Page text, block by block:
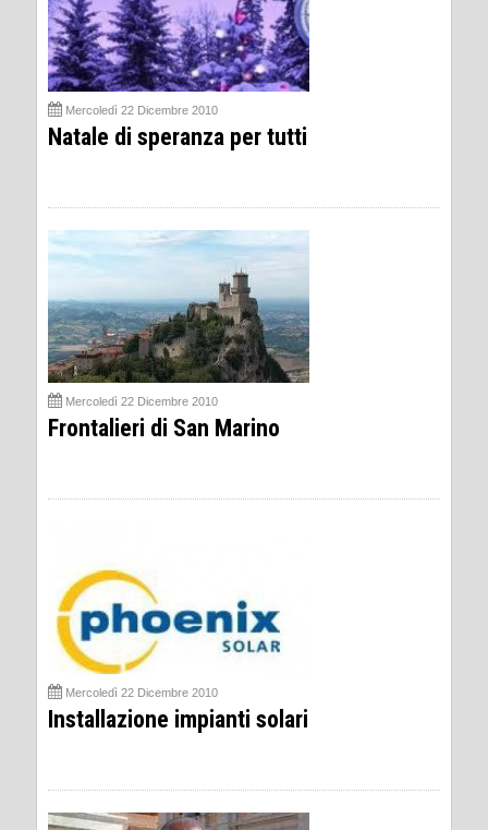
Mercoledì 22 Dicembre 2010
Natale di speranza per tutti
Mercoledì 22 Dicembre 2010
Frontalieri di San Marino
Mercoledì 22 Dicembre 2010
Installazione impianti solari